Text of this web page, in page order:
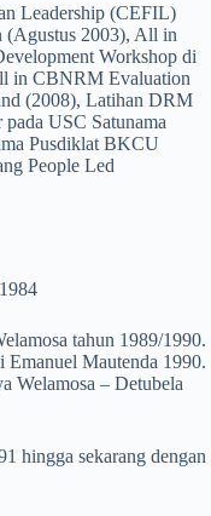
Leadership (CEFIL)
(Agustus 2003), All in
Workshop di
in CBNRM Evaluation
(2008), Latihan DRM
USC Satunama
Pusdiklat BKCU
People Led
tahun 1989/1990.
Mautenda 1990.
Welamosa – Detubela
hingga sekarang dengan